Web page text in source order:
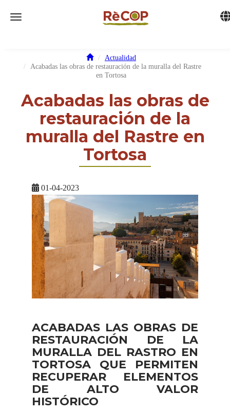
Toggle navigation
Actualidad
Acabadas las obras de restauración de la muralla del Rastre
en Tortosa
Acabadas las obras de
restauración de la
muralla del Rastre en
Tortosa
01-04-2023
ACABADAS LAS OBRAS DE
RESTAURACIÓN DE LA
MURALLA DEL RASTRO EN
TORTOSA QUE PERMITEN
RECUPERAR ELEMENTOS
DE ALTO VALOR
HISTÓRICO